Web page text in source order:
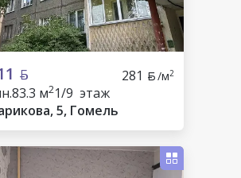
281 /м2
83.3 м21/9 этаж
5, Гомель